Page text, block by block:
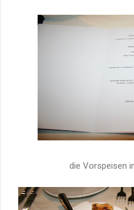
die Vorspeisen